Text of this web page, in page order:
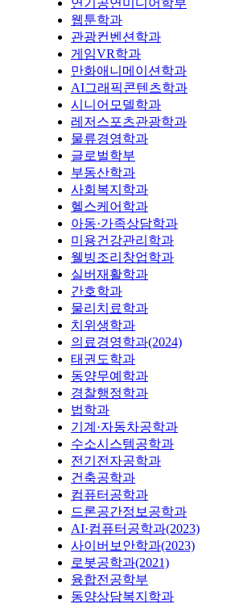
웹툰학과
관광컨벤션학과
게임VR학과
만화애니메이션학과
AI그래픽콘텐츠학과
시니어모델학과
레저스포츠관광학과
물류경영학과
글로벌학부
부동산학과
사회복지학과
헬스케어학과
아동·가족상담학과
미용건강관리학과
웰빙조리창업학과
실버재활학과
간호학과
물리치료학과
치위생학과
의료경영학과(2024)
태권도학과
동양무예학과
경찰행정학과
법학과
기계·자동차공학과
수소시스템공학과
전기전자공학과
건축공학과
컴퓨터공학과
드론공간정보공학과
AI·컴퓨터공학과(2023)
사이버보안학과(2023)
로봇공학과(2021)
융합전공학부
동양상담복지학과